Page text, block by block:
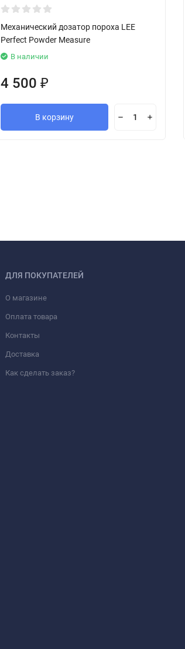
Механический дозатор пороха LEE
Perfect Powder Measure
В наличии
4 500 ₽
В корзину
ДЛЯ ПОКУПАТЕЛЕЙ
О магазине
Оплата товара
Контакты
Доставка
Как сделать заказ?